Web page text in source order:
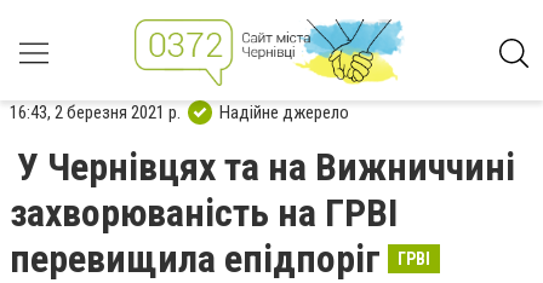
16:43, 2 березня 2021 р. Надійне джерело
У Чернівцях та на Вижниччині
захворюваність на ГРВІ
перевищила епідпоріг
ГРВІ